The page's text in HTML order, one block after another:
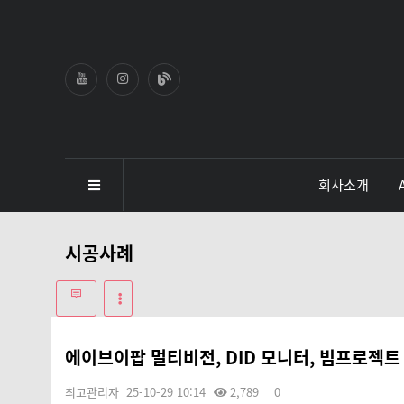
회사소개
시공사례
에이브이팝 멀티비전, DID 모니터, 빔프로젝
최고관리자 25-10-29 10:14 2,789 0